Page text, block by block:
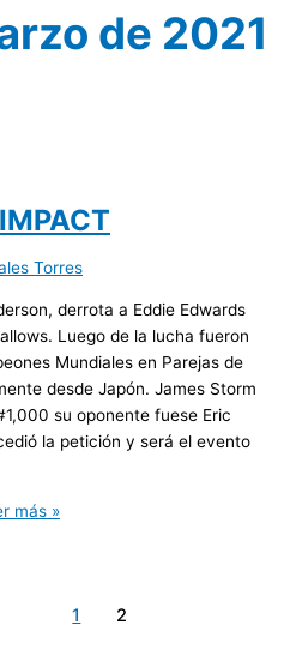
de 2021
Torres
derrota a Eddie Edwards
Luego de la lucha fueron
Mundiales en Parejas de
desde Japón. James Storm
su oponente fuese Eric
la petición y será el evento
más »
1 2